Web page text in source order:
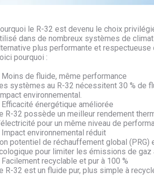
le R-32 est devenu le choix
dans de nombreux systèmes de
plus performante et respectueuse
pourquoi :
Moins de fluide, même performance
systèmes au R-32 nécessitent 30 % de
environnemental.
Efficacité énergétique améliorée
R-32 possède un meilleur rendement
pour un même niveau de
environnemental réduit
potentiel de réchauffement global (PRG)
pour limiter les émissions de gaz
recyclable et pur à 100 %
R-32 est un fluide pur, plus simple à